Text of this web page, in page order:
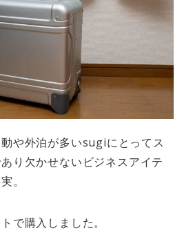
や外泊が多いsugiにとってス
り欠かせないビジネスアイテ
。
で購入しました。